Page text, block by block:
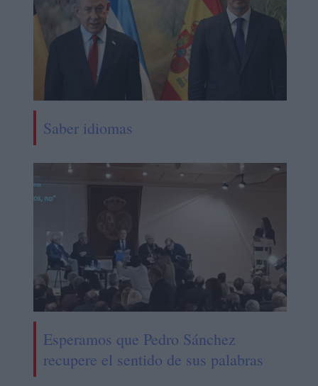
Saber idiomas
Esperamos que Pedro Sánchez
recupere el sentido de sus palabras